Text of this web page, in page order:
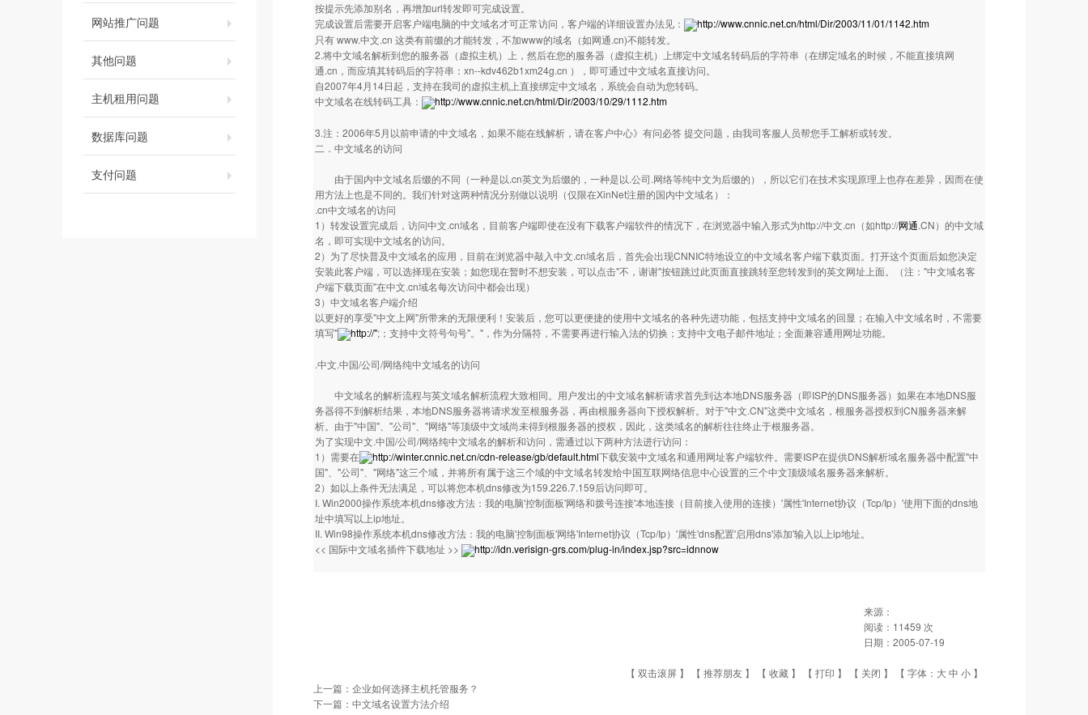
网站推广问题
其他问题
主机租用问题
数据库问题
支付问题
按提示先添加别名，再增加url转发即可完成设置。
完成设置后需要开启客户端电脑的中文域名才可正常访问，客户端的详细设置办法见：
http://www.cnnic.net.cn/html/Dir/2003/11/01/1142.htm
只有 www.中文.cn 这类有前缀的才能转发，不加www的域名（如网通.cn)不能转发。
2.将中文域名解析到您的服务器（虚拟主机）上，然后在您的服务器（虚拟主机）上绑定中文域名转码后的字符串（在绑定域名的时候，不能直接填网
通.cn，而应填其转码后的字符串：xn--kdv462b1xm24g.cn ），即可通过中文域名直接访问。
自2007年4月14日起，支持在我司的虚拟主机上直接绑定中文域名，系统会自动为您转码。
中文域名在线转码工具：
http://www.cnnic.net.cn/html/Dir/2003/10/29/1112.htm
3.注：2006年5月以前申请的中文域名，如果不能在线解析，请在客户中心》有问必答 提交问题，由我司客服人员帮您手工解析或转发。
二．中文域名的访问
由于国内中文域名后缀的不同（一种是以.cn英文为后缀的，一种是以.公司.网络等纯中文为后缀的），所以它们在技术实现原理上也存在差异，因而在使
用方法上也是不同的。我们针对这两种情况分别做以说明（仅限在XinNet注册的国内中文域名）：
.cn中文域名的访问
1）转发设置完成后，访问中文.cn域名，目前客户端即使在没有下载客户端软件的情况下，在浏览器中输入形式为http://中文.cn（如http://网通.CN）的中文域
名，即可实现中文域名的访问。
2）为了尽快普及中文域名的应用，目前在浏览器中敲入中文.cn域名后，首先会出现CNNIC特地设立的中文域名客户端下载页面。打开这个页面后如您决定
安装此客户端，可以选择现在安装；如您现在暂时不想安装，可以点击"不，谢谢"按钮跳过此页面直接跳转至您转发到的英文网址上面。（注："中文域名客
户端下载页面"在中文.cn域名每次访问中都会出现）
3）中文域名客户端介绍
以更好的享受"中文上网"所带来的无限便利！安装后，您可以更便捷的使用中文域名的各种先进功能，包括支持中文域名的回显；在输入中文域名时，不需要
填写"
http://";；支持中文符号句号"。"，作为分隔符，不需要再进行输入法的切换；支持中文电子邮件地址；全面兼容通用网址功能。
.中文.中国/公司/网络纯中文域名的访问
中文域名的解析流程与英文域名解析流程大致相同。用户发出的中文域名解析请求首先到达本地DNS服务器（即ISP的DNS服务器）如果在本地DNS服
务器得不到解析结果，本地DNS服务器将请求发至根服务器，再由根服务器向下授权解析。对于"中文.CN"这类中文域名，根服务器授权到CN服务器来解
析。由于"中国"、"公司"、"网络"等顶级中文域尚未得到根服务器的授权，因此，这类域名的解析往往终止于根服务器。
为了实现中文.中国/公司/网络纯中文域名的解析和访问，需通过以下两种方法进行访问：
1）需要在
http://winter.cnnic.net.cn/cdn-release/gb/default.html下载安装中文域名和通用网址客户端软件。需要ISP在提供DNS解析域名服务器中配置"中
国"、"公司"、"网络"这三个域，并将所有属于这三个域的中文域名转发给中国互联网络信息中心设置的三个中文顶级域名服务器来解析。
2）如以上条件无法满足，可以将您本机dns修改为159.226.7.159后访问即可。
I. Win2000操作系统本机dns修改方法：我的电脑'控制面板'网络和拨号连接'本地连接（目前接入使用的连接）'属性'Internet协议（Tcp/Ip）'使用下面的dns地
址中填写以上ip地址。
II. Win98操作系统本机dns修改方法：我的电脑'控制面板'网络'Internet协议（Tcp/Ip）'属性'dns配置'启用dns'添加'输入以上ip地址。
<< 国际中文域名插件下载地址 >>
http://idn.verisign-grs.com/plug-in/index.jsp?src=idnnow
来源：
阅读： 11459 次
日期： 2005-07-19
【 双击滚屏 】 【 推荐朋友 】 【 收藏 】 【 打印 】 【 关闭 】 【 字体： 大中 小 】
上一篇： 企业如何选择主机托管服务？
下一篇： 中文域名设置方法介绍